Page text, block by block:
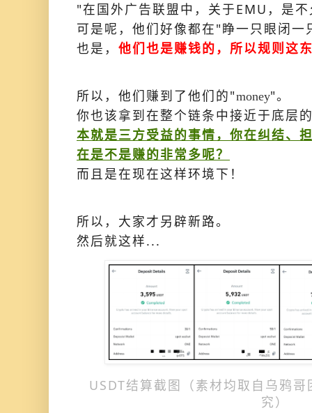
"在国外广告联盟中，关于EMU，是
可是呢，他们好像都在"睁一只眼闭一
也是， 他们也是赚钱的，所以规则这
所以，他们赚到了他们的"money"。
你也该拿到在整个链条中接近于底层
本就是三方受益的事情，你在纠结、
在是不是赚的非常多呢？
而且是在现在这样环境下！
所以，大家才另辟新路。
然后就这样...
USDT结算截图（素材均取自乌鸦
究）